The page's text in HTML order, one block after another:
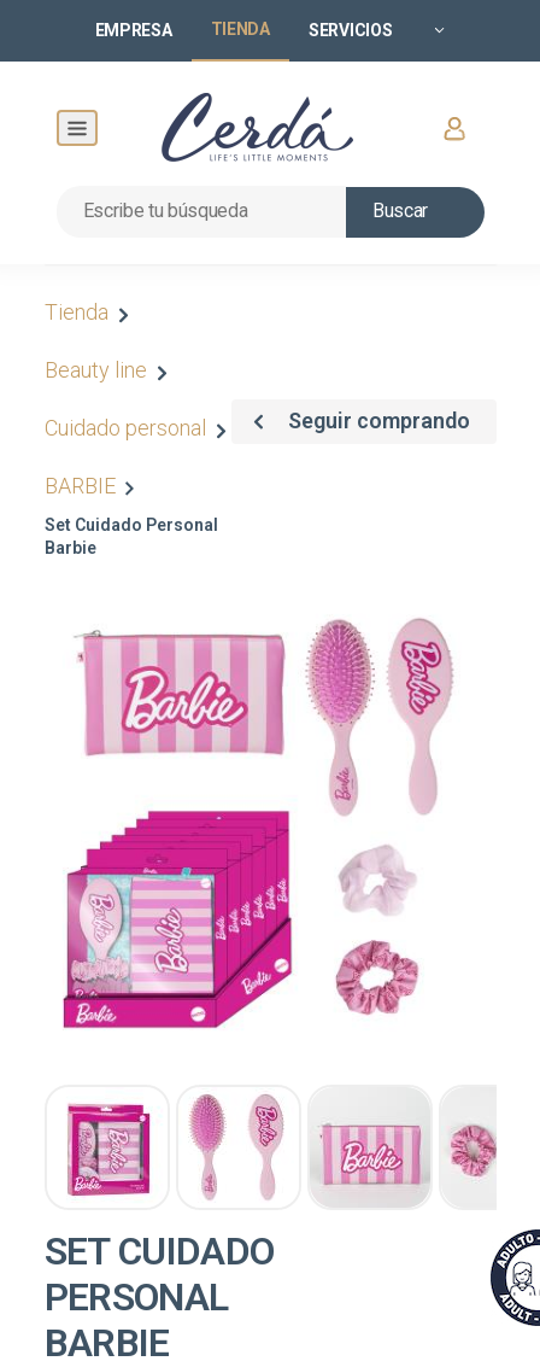
EMPRESA TIENDA SERVICIOS
Buscar
Tienda
Beauty line
Cuidado personal
BARBIE
Set Cuidado Personal
Barbie
Seguir comprando
SET CUIDADO
PERSONAL
BARBIE